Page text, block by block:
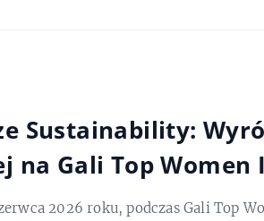
Sustainability:
na Gali Top Women
2026 roku, podczas Gali Top